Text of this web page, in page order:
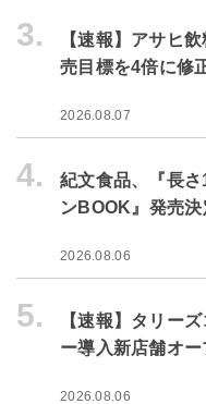
3.
【速報】アサヒ
売目標を4倍に修
2026.08.07
4.
紀文食品、『長
ンBOOK』発売決
2026.08.06
5.
【速報】タリー
ー導入新店舗オー
2026.08.06